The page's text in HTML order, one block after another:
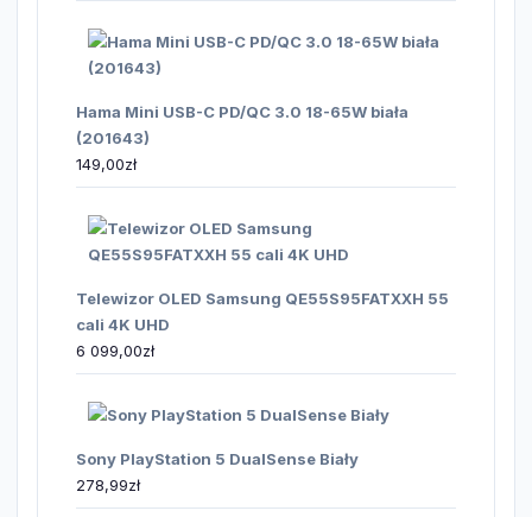
Hama Mini USB-C PD/QC 3.0 18-65W biała
(201643)
149,00zł
Telewizor OLED Samsung QE55S95FATXXH 55
cali 4K UHD
6 099,00zł
Sony PlayStation 5 DualSense Biały
278,99zł